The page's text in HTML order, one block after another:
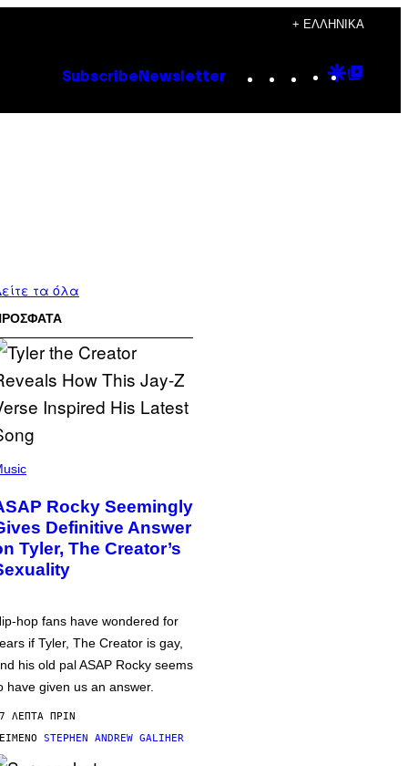
+ ΕΛΛΗΝΙΚΆ
Subscribe Newsletter Instagram
TikTok
YouTube
Google
τα όλα
Rocky Seemingly
Definitive Answer
Tyler, The Creator’s
hop fans have wondered for
if Tyler, The Creator is gay,
his old pal ASAP Rocky seems
have given us an answer.
ΛΕΠΤΆ ΠΡΙΝ
STEPHEN ANDREW GALIHER